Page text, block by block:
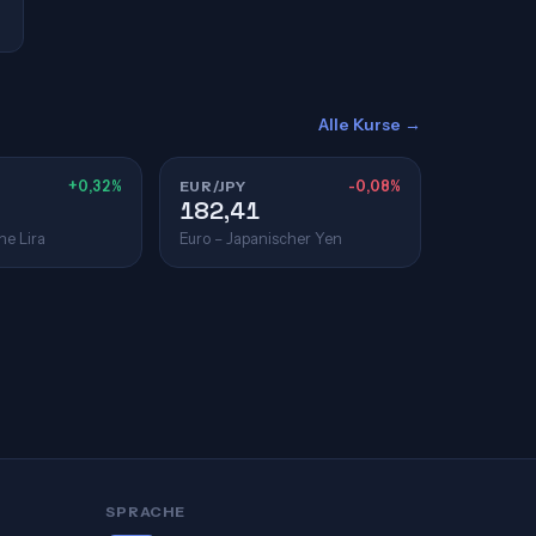
Alle Kurse →
+0,32%
Lira
EUR/JPY -0,08%
182,41
Euro – Japanischer Yen
SPRACHE